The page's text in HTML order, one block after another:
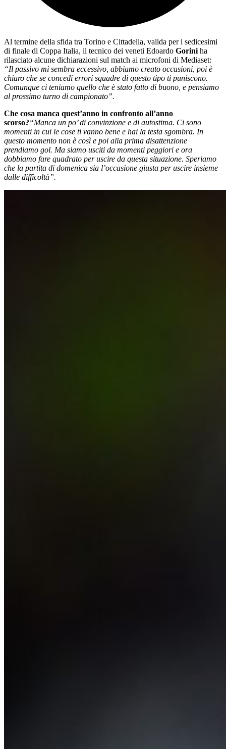
Al termine della sfida tra Torino e Cittadella, valida per i sedicesimi
di finale di Coppa Italia, il tecnico dei veneti Edoardo Gorini ha
rilasciato alcune dichiarazioni sul match ai microfoni di Mediaset:
“Il passivo mi sembra eccessivo, abbiamo creato occasioni, poi è
chiaro che se concedi errori squadre di questo tipo ti puniscono.
Comunque ci teniamo quello che è stato fatto di buono, e pensiamo
al prossimo turno di campionato”.
Che cosa manca quest’anno in confronto all’anno
scorso?“Manca un po’ di convinzione e di autostima. Ci sono
momenti in cui le cose ti vanno bene e hai la testa sgombra. In
questo momento non è così e poi alla prima disattenzione
prendiamo gol. Ma siamo usciti da momenti peggiori e ora
dobbiamo fare quadrato per uscire da questa situazione. Speriamo
che la partita di domenica sia l’occasione giusta per uscire insieme
dalle difficoltà”.